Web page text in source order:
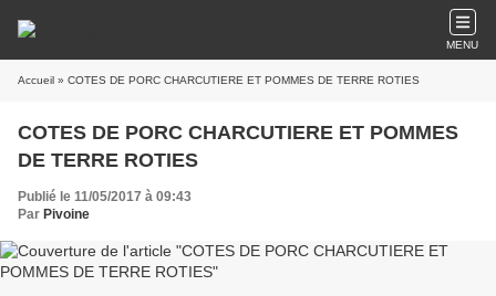
MENU
Accueil » COTES DE PORC CHARCUTIERE ET POMMES DE TERRE ROTIES
COTES DE PORC CHARCUTIERE ET POMMES
DE TERRE ROTIES
Publié le 11/05/2017 à 09:43
Par Pivoine